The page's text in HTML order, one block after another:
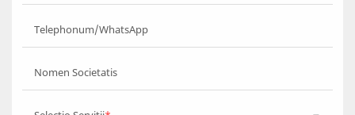
Telephonum/WhatsApp
Nomen Societatis